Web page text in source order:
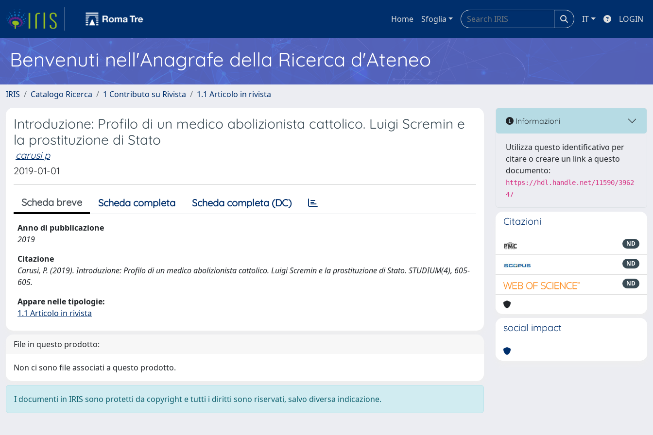
Home Sfoglia IT LOGIN
Benvenuti nell'Anagrafe della Ricerca d'Ateneo
IRIS Catalogo Ricerca 1 Contributo su Rivista 1.1 Articolo in rivista
Introduzione: Profilo di un medico abolizionista cattolico. Luigi Scremin e
la prostituzione di Stato
carusi p
2019-01-01
Scheda breve Scheda completa Scheda completa (DC)
Anno di pubblicazione
2019
Citazione
Carusi, P. (2019). Introduzione: Profilo di un medico abolizionista cattolico. Luigi Scremin e la prostituzione di Stato. STUDIUM(4), 605-
605.
Appare nelle tipologie:
1.1 Articolo in rivista
File in questo prodotto:
Non ci sono file associati a questo prodotto.
I documenti in IRIS sono protetti da copyright e tutti i diritti sono riservati, salvo diversa indicazione.
Informazioni
Utilizza questo identificativo per
citare o creare un link a questo
documento:
https://hdl.handle.net/11590/3962
47
Citazioni
ND
ND
ND
social impact